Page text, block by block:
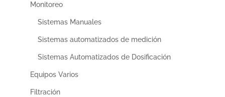
Monitoreo
Sistemas Manuales
Sistemas automatizados de medición
Sistemas Automatizados de Dosificación
Equipos Varios
Filtración